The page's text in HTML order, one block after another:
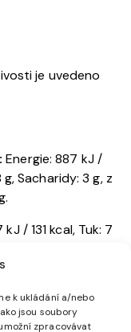
k ukládání a/nebo
jsou soubory
zpracovávat
je uvedeno
Energie: 887 kJ /
Sacharidy: 3 g, z
/ 131 kcal, Tuk: 7
818 kJ / 196
13 g, z